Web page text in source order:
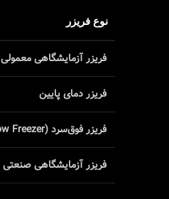
نوع فریزر
فریزر آزمایشگاهی معمولی
فریزر دمای پایین
فریزر فوق‌سرد (Ultra-Low Freezer)
فریزر آزمایشگاهی صنعتی